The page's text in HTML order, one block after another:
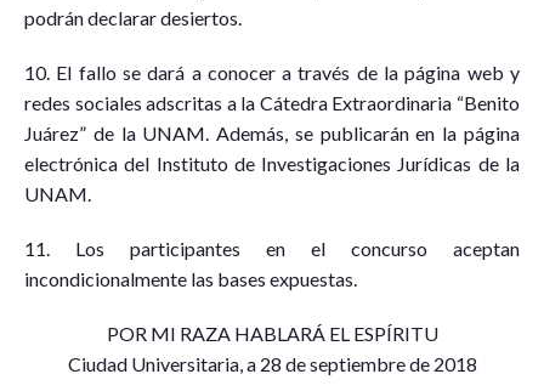
podrán declarar desiertos.
10. El fallo se dará a conocer a través de la página web y
redes sociales adscritas a la Cátedra Extraordinaria “Benito
Juárez” de la UNAM. Además, se publicarán en la página
electrónica del Instituto de Investigaciones Jurídicas de la
UNAM.
11. Los participantes en el concurso aceptan
incondicionalmente las bases expuestas.
POR MI RAZA HABLARÁ EL ESPÍRITU
Ciudad Universitaria, a 28 de septiembre de 2018